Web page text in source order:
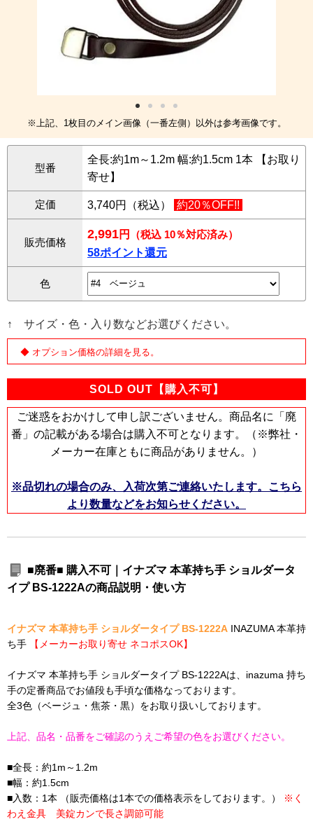
※上記、1枚目のメイン画像（一番左側）以外は参考画像です。
型番
全長:約1m～1.2m 幅:約1.5cm 1本 【お取り
寄せ】
定価 3,740円（税込） 約20％OFF!!
販売価格
2,991円
（税込 10％対応済み）
58ポイント還元
色
↑ サイズ・色・入り数などお選びください。
◆ オプション価格の詳細を見る。
SOLD OUT【購入不可】
ご迷惑をおかけして申し訳ございません。商品名に「廃
番」の記載がある場合は購入不可となります。（※弊社・
メーカー在庫ともに商品がありません。）
※品切れの場合のみ、入荷次第ご連絡いたします。こちら
より数量などをお知らせください。
■廃番■ 購入不可｜イナズマ 本革持ち手 ショルダータ
イプ BS-1222Aの商品説明・使い方
イナズマ 本革持ち手 ショルダータイプ BS-1222A INAZUMA 本革持
ち手
【メーカーお取り寄せ ネコポスOK】
イナズマ 本革持ち手 ショルダータイプ BS-1222Aは、inazuma 持ち
手の定番商品でお値段も手頃な価格なっております。
全3色（ベージュ・焦茶・黒）をお取り扱いしております。
上記、品名・品番をご確認のうえご希望の色をお選びください。
■全長：約1m～1.2m
■幅：約1.5cm
■入数：1本 （販売価格は1本での価格表示をしております。）
※く
わえ金具 美錠カンで長さ調節可能